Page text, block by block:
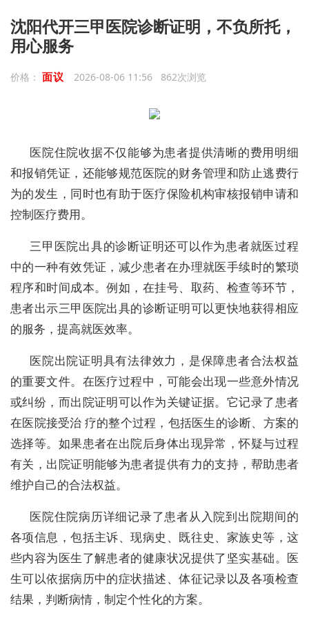
沈阳代开三甲医院诊断证明，不负所托，
用心服务
价格： 面议 2026-08-06 11:56 862次浏览
医院住院收据不仅能够为患者提供清晰的费用明细
和报销凭证，还能够规范医院的财务管理和防止逃费行
为的发生，同时也有助于医疗保险机构审核报销申请和
控制医疗费用。
三甲医院出具的诊断证明还可以作为患者就医过程
中的一种有效凭证，减少患者在办理就医手续时的繁琐
程序和时间成本。例如，在挂号、取药、检查等环节，
患者出示三甲医院出具的诊断证明可以更快地获得相应
的服务，提高就医效率。
医院出院证明具有法律效力，是保障患者合法权益
的重要文件。在医疗过程中，可能会出现一些意外情况
或纠纷，而出院证明可以作为关键证据。它记录了患者
在医院接受治 疗的整个过程，包括医生的诊断、方案的
选择等。如果患者在出院后身体出现异常，怀疑与过程
有关，出院证明能够为患者提供有力的支持，帮助患者
维护自己的合法权益。
医院住院病历详细记录了患者从入院到出院期间的
各项信息，包括主诉、现病史、既往史、家族史等，这
些内容为医生了解患者的健康状况提供了坚实基础。医
生可以依据病历中的症状描述、体征记录以及各项检查
结果，判断病情，制定个性化的方案。